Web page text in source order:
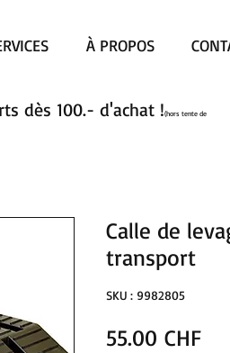
À PROPOS
Calle de
transport
SKU : 9982805
55.00 CHFPrix
dès 100.- d'achat !(hors tente de